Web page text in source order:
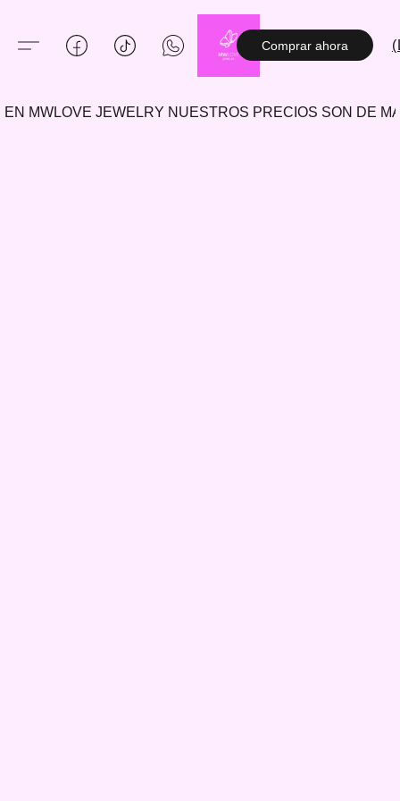
Comprar ahora
EN MWLOVE JEWELRY NUESTROS PRECIOS SON DE